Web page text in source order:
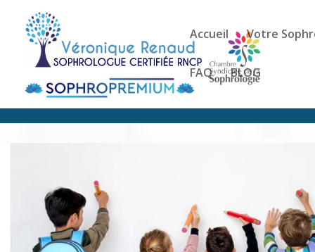
Accueil Votre
FAQ BLOG